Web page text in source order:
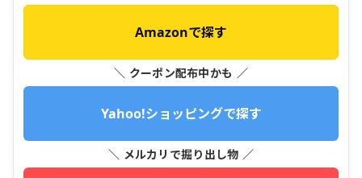
Amazonで探す
＼ クーポン配布中かも ／
Yahoo!ショッピングで探す
＼ メルカリで掘り出し物 ／